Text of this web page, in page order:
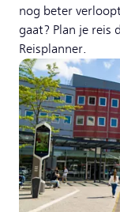
nog beter
gaat? Plan je reis
Reisplanner.